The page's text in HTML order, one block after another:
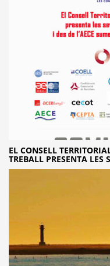
EL CONSELL
TREBALL PRESENTA LES